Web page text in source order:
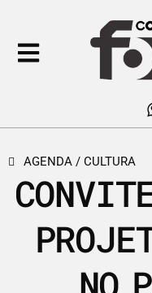
AGENDA / CULTURA